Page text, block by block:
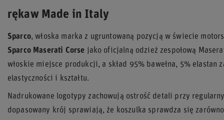
rękaw Made in Italy
Sparco, włoska marka z ugruntowaną pozycją w świecie
Sparco Maserati Corse jako oficjalną odzież zespołową
włoskie miejsce produkcji, a skład 95% bawełna, 5%
elastyczności i kształtu.
Nadrukowane logotypy zachowują ostrość detali przy
dopasowany krój sprawiają, że koszulka sprawdza się